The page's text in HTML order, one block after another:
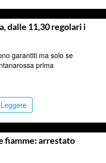
dalle 11,30 regolari i
garantiti ma solo se
prima
fiamme: arrestato